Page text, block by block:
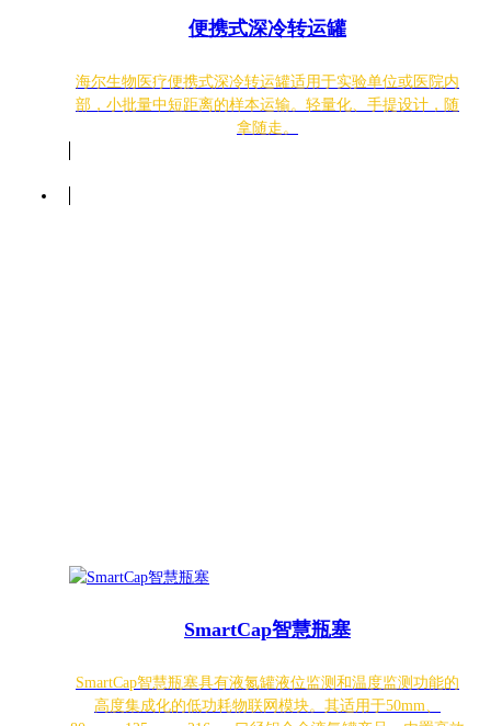
便携式深冷转运罐
海尔生物医疗便携式深冷转运罐适用于实验单位或医院内
部，小批量中短距离的样本运输。轻量化、手提设计，随
拿随走。
SmartCap智慧瓶塞
SmartCap智慧瓶塞具有液氮罐液位监测和温度监测功能的
高度集成化的低功耗物联网模块。其适用于50mm、